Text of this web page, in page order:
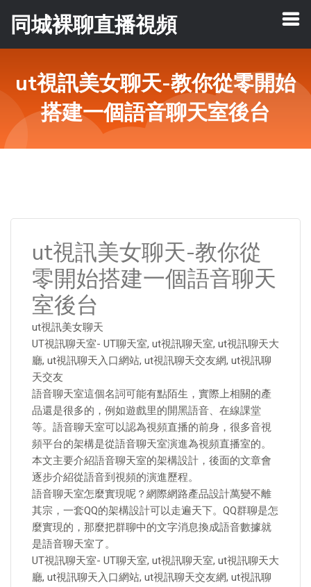
同城裸聊直播視頻
ut視訊美女聊天-教你從零開始
搭建一個語音聊天室後台
ut視訊美女聊天-教你從
零開始搭建一個語音聊天
室後台
ut視訊美女聊天
UT視訊聊天室- UT聊天室, ut視訊聊天室, ut視訊聊天大
廳, ut視訊聊天入口網站, ut視訊聊天交友網, ut視訊聊
天交友
語音聊天室這個名詞可能有點陌生，實際上相關的產
品還是很多的，例如遊戲里的開黑語音、在線課堂
等。語音聊天室可以認為視頻直播的前身，很多音視
頻平台的架構是從語音聊天室演進為視頻直播室的。
本文主要介紹語音聊天室的架構設計，後面的文章會
逐步介紹從語音到視頻的演進歷程。
語音聊天室怎麼實現呢？網際網路產品設計萬變不離
其宗，一套QQ的架構設計可以走遍天下。QQ群聊是怎
麼實現的，那麼把群聊中的文字消息換成語音數據就
是語音聊天室了。
UT視訊聊天室- UT聊天室, ut視訊聊天室, ut視訊聊天大
廳, ut視訊聊天入口網站, ut視訊聊天交友網, ut視訊聊